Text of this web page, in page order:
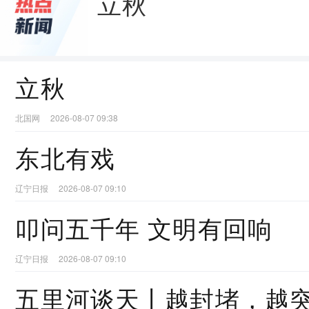
立秋
立秋
北国网 2026-08-07 09:38
东北有戏
辽宁日报 2026-08-07 09:10
叩问五千年 文明有回响
辽宁日报 2026-08-07 09:10
五里河谈天丨越封堵，越